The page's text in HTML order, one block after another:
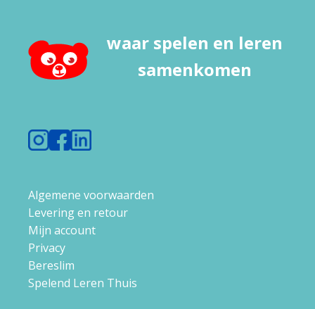
waar spelen en leren
samenkomen
Algemene voorwaarden
Levering en retour
Mijn account
Privacy
Bereslim
Spelend Leren Thuis